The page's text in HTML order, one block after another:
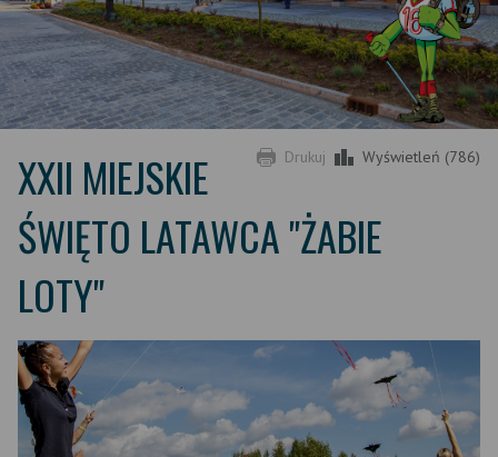
Drukuj Wyświetleń (786)
XXII MIEJSKIE
ŚWIĘTO LATAWCA "ŻABIE
LOTY"